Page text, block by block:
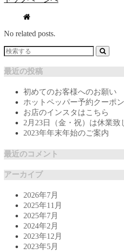
No related posts.
最近の投稿
初めてのお客様へのお願い
ホットペッパー予約クーポ
お店のインスタはこちら
2月23日（金・祝）は休業致
2023年年末年始のご案内
最近のコメント
アーカイブ
2026年7月
2025年11月
2025年7月
2024年2月
2023年12月
2023年5月